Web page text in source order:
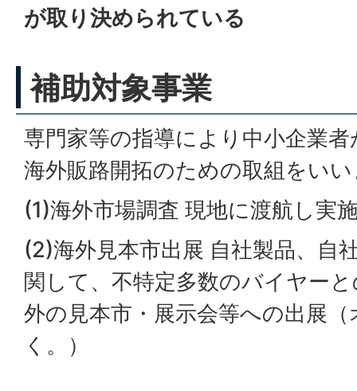
が取り決められている
補助対象事業
専門家等の指導により中小企業
海外販路開拓のための取組をい
(1)海外市場調査 現地に渡航し実
(2)海外見本市出展 自社製品、自
関して、不特定多数のバイヤー
外の見本市・展示会等への出展
く。）